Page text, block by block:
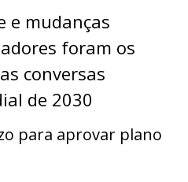
e mudanças
foram os
conversas
de 2030
para aprovar plano